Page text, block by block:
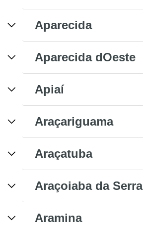
Aparecida
Aparecida dOeste
Apiaí
Araçariguama
Araçatuba
Araçoiaba da Serra
Aramina